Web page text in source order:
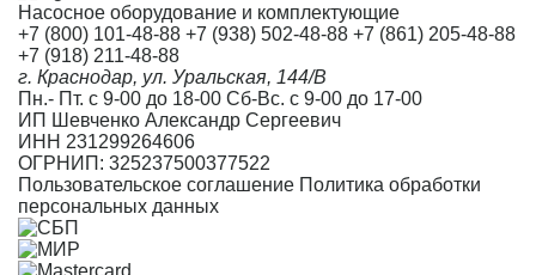
Насосное оборудование и комплектующие
+7 (800) 101-48-88 +7 (938) 502-48-88 +7 (861) 205-48-88
+7 (918) 211-48-88
г. Краснодар, ул. Уральская, 144/В
Пн.- Пт. с 9-00 до 18-00 Сб-Вс. с 9-00 до 17-00
ИП Шевченко Александр Сергеевич
ИНН 231299264606
ОГРНИП: 325237500377522
Пользовательское соглашение Политика обработки
персональных данных